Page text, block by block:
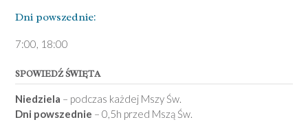
Dni pows­zednie:
7­:00, 18:00­
SPOWIEDŹ ŚWIĘTA
Niedziela – podczas każdej Mszy Św.
Dni powszednie – 0,5h przed Mszą Św.